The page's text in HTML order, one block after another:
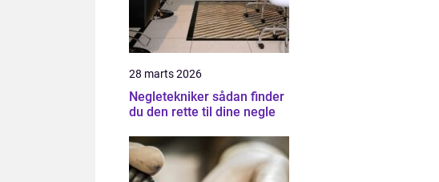
28 marts 2026
Negletekniker sådan finder
du den rette til dine negle